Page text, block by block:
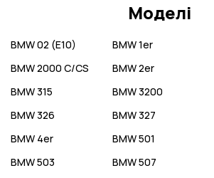
Моделі
BMW02 (E10) BMW1er
BMW2000 C/CS BMW2er
BMW315 BMW3200
BMW326 BMW327
BMW 4er BMW501
BMW503 BMW507